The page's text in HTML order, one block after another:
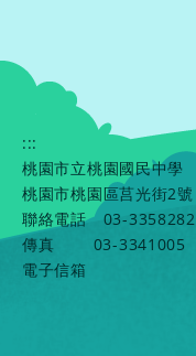
:::
桃園市立桃園國民中學
桃園市桃園區莒光街2號
聯絡電話
03-3358282
傳真
03-3341005
電子信箱